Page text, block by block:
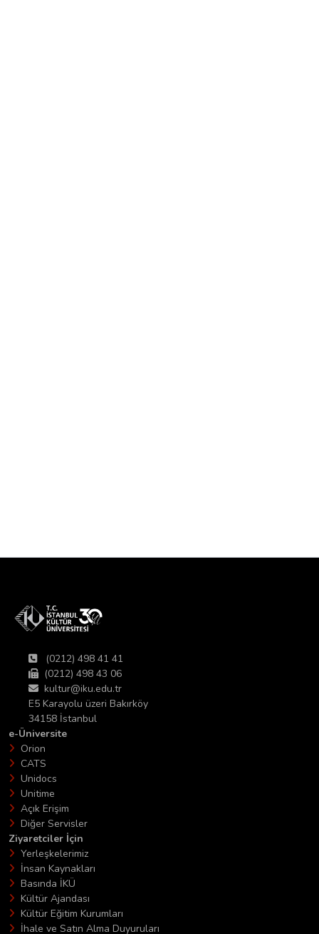
(0212) 498 41 41
(0212) 498 43 06
kultur@iku.edu.tr
E5 Karayolu üzeri Bakırköy
34158 İstanbul
e-Üniversite
Orion
CATS
Unidocs
Unitime
Açık Erişim
Diğer Servisler
Ziyaretciler İçin
Yerleşkelerimiz
İnsan Kaynakları
Basında İKÜ
Kültür Ajandası
Kültür Eğitim Kurumları
İhale ve Satın Alma Duyuruları